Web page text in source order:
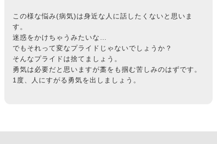
この様な悩み(病気)は身近な人に話したくないと思いま
す。
迷惑をかけちゃうみたいな…
でもそれって変なプライドじゃないでしょうか？
そんなプライドは捨てましょう。
勇気は必要だと思いますが藁をも掴む苦しみのはずです。
1度、人にすがる勇気を出しましょう。